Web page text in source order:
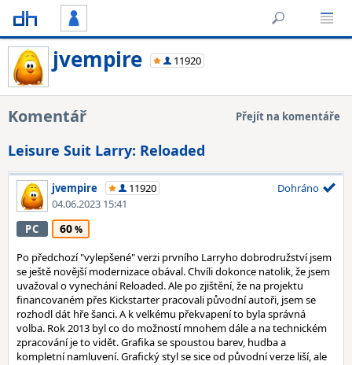
jvempire 11920
Komentář Přejít na komentáře
Leisure Suit Larry: Reloaded
jvempire
11920
04.06.2023 15:41
Dohráno
PC 60
Po předchozí "vylepšené" verzi prvního Larryho dobrodružství jsem
se ještě novější modernizace obával. Chvíli dokonce natolik, že jsem
uvažoval o vynechání Reloaded. Ale po zjištění, že na projektu
financovaném přes Kickstarter pracovali původní autoři, jsem se
rozhodl dát hře šanci. A k velkému překvapení to byla správná
volba. Rok 2013 byl co do možností mnohem dále a na technickém
zpracování je to vidět. Grafika se spoustou barev, hudba a
kompletní namluvení. Grafický styl se sice od původní verze liší, ale